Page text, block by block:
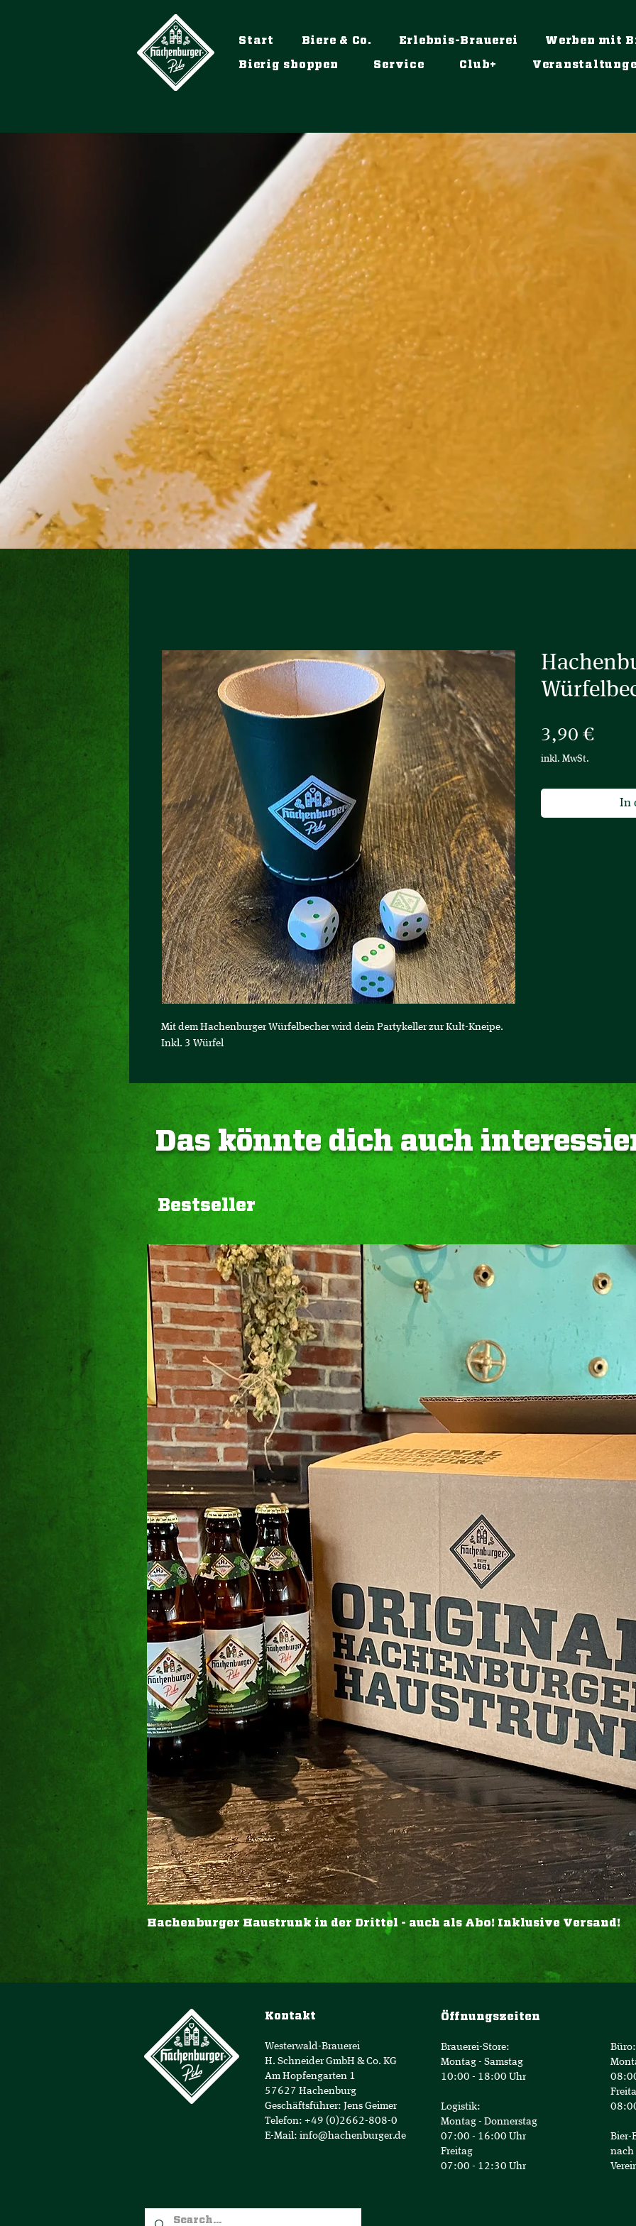
Start Biere & Co. Erlebnis-Brauerei Werben mit
Bierig shoppen Service Club+
Mit dem Hachenburger Würfelbecher wird dein Partykeller zur Kult-Kneipe.
Inkl. 3 Würfel
3,90 €Preis
inkl. MwSt.
In
Das könnte dich auch
Bestseller
Hachenburger Haustrunk in der Drittel - auch als Abo! Inklusive Versand!
Kontakt
Westerwald-Brauerei
H. Schneider GmbH & Co. KG
Am Hopfengarten 1
57627 Hachenburg
Geschäftsführer: Jens Geimer
Telefon: +49 (0)2662-808-0
E-Mail: info@hachenburger.de
Öffnungszeiten
Brauerei-Store:
Montag - Samstag
10:00 - 18:00 Uhr
Logistik:
Montag - Donnerstag
07:00 - 16:00 Uhr
Freitag
07:00 - 12:30 Uhr
Büro:
Bier-
nach